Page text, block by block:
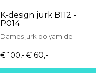
K-design jurk B112 -
P014
Dames jurk polyamide
€ 100,- € 60,-